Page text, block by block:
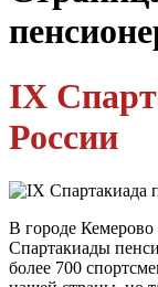
IX
России
В городе
Спартакиады
более 700